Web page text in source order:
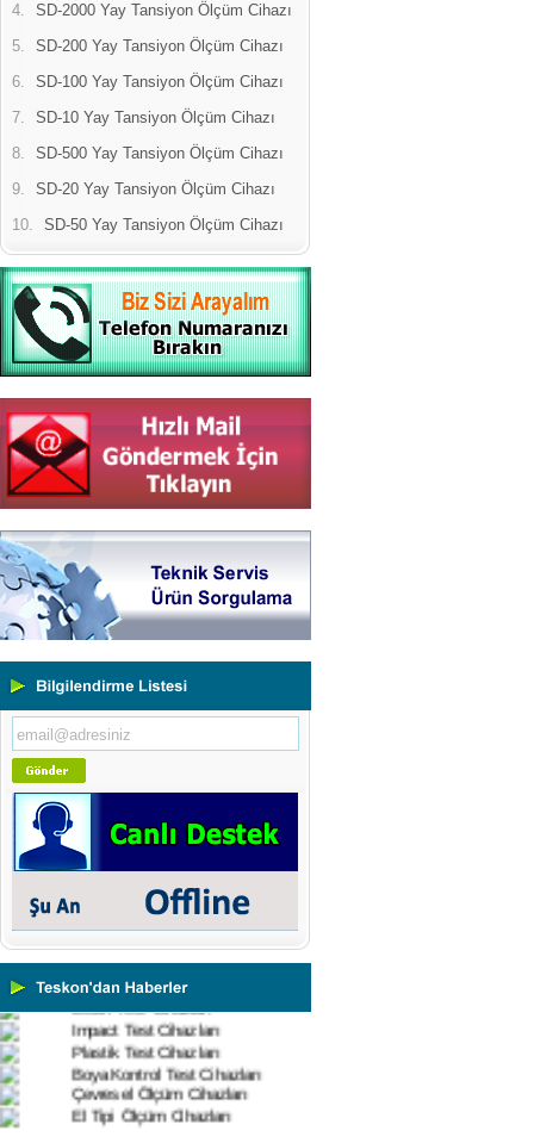
4.
SD-2000 Yay Tansiyon Ölçüm Cihazı
5.
SD-200 Yay Tansiyon Ölçüm Cihazı
6.
SD-100 Yay Tansiyon Ölçüm Cihazı
7.
SD-10 Yay Tansiyon Ölçüm Cihazı
8.
SD-500 Yay Tansiyon Ölçüm Cihazı
9.
SD-20 Yay Tansiyon Ölçüm Cihazı
10.
SD-50 Yay Tansiyon Ölçüm Cihazı
Yeni Binamıza TAŞINDIK
Portatif ve Tezgah Tipi Sertlik
Ölçüm Cihazları
Kaplama Kalınlığı Ölçüm
Cihazları
Ultrasonik Kalınlık Ölçüm
Cihazları
Cihazları
Vİbrasyon Test Cihazları
Tork Ölçerler-Kuvvet Ölçerler
Mikroskoplar
Profil Projektörler
3 Boyutlu Ölçüm Cihazları
Çekme Kopma Test Cihazları
Beton Test Cihazları
Impact Test Cihazları
Plastik Test Cihazları
Boya Kontrol Test Cihazları
Çevresel Ölçüm Cihazları
El Tipi Ölçüm Cihazları